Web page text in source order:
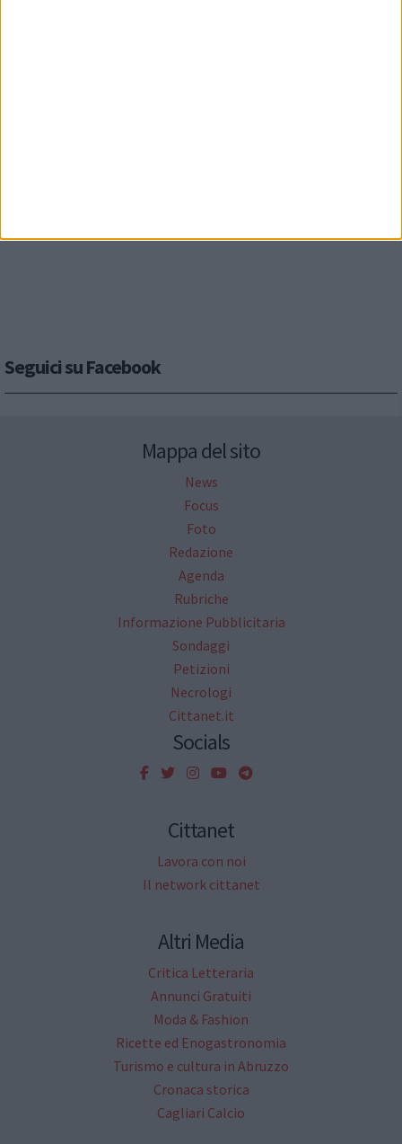
Seguici su Facebook
Mappa del sito
News
Focus
Foto
Redazione
Agenda
Rubriche
Informazione Pubblicitaria
Sondaggi
Petizioni
Necrologi
Cittanet.it
Socials
Cittanet
Lavora con noi
Il network cittanet
Altri Media
Critica Letteraria
Annunci Gratuiti
Moda & Fashion
Ricette ed Enogastronomia
Turismo e cultura in Abruzzo
Cronaca storica
Cagliari Calcio